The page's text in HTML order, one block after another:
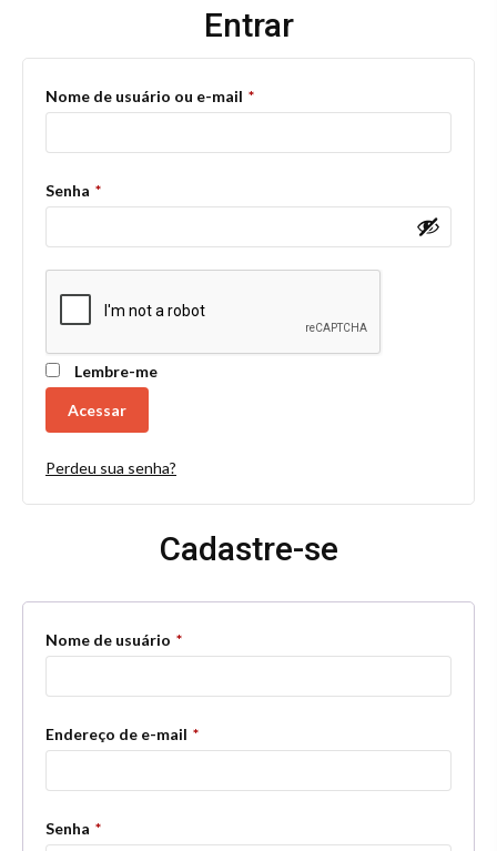
Entrar
Nome de usuário ou e-mail *Obrigatório
Senha *Obrigatório
Lembre-me
Acessar
Perdeu sua senha?
Cadastre-se
Nome de usuário *Obrigatório
Endereço de e-mail *Obrigatório
Senha *Obrigatório